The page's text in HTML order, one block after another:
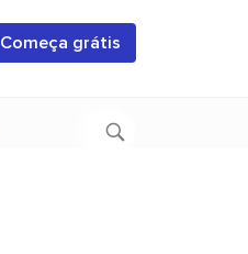
Começa grátis